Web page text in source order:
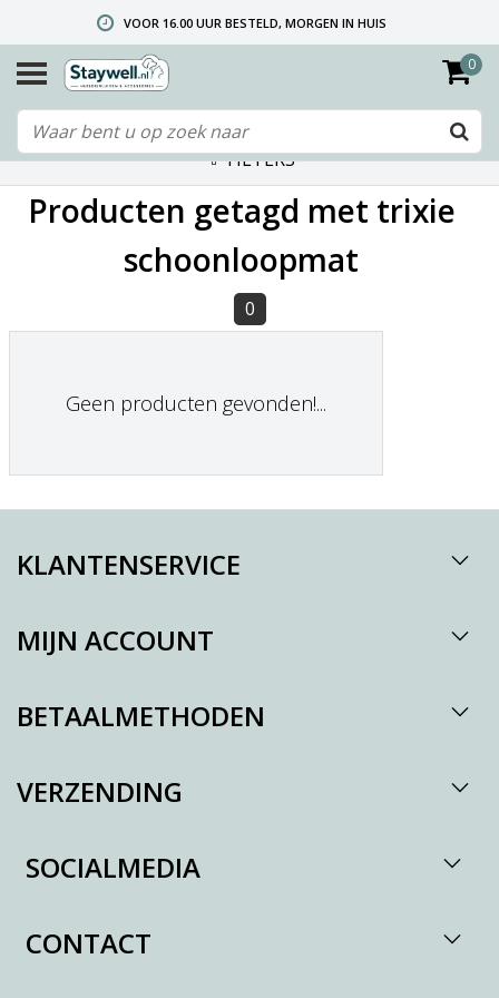
VOOR 16.00 UUR BESTELD, MORGEN IN HUIS
GRATIS VERZENDING VANAF € 40,- (ALLEEN NEDERLAND)
TELEFONISCHE HELPDESK 010 492 02 35 (LET OP: WIJ ZIJN NIET DE FABRIKANT! ZIE KLANTENSERVICE-INFO)
0
FILTERS
Producten getagd met trixie
schoonloopmat
0
Geen producten gevonden!...
KLANTENSERVICE
MIJN ACCOUNT
BETAALMETHODEN
VERZENDING
SOCIALMEDIA
CONTACT